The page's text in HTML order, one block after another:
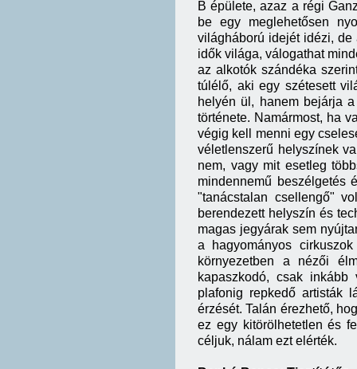
B épülete, azaz a régi
be egy meglehetősen
világháború idejét idézi,
idők világa, válogathat
az alkotók szándéka
túlélő, aki egy szétesett
helyén ül, hanem bejárja
története. Namármost, ha
végig kell menni egy
véletlenszerű helyszínek
nem, vagy mit esetleg
mindennemű beszélgetés
"tanácstalan csellengő"
berendezett helyszín és
magas jegyárak sem
a hagyományos
környezetben a nézői
kapaszkodó, csak
plafonig repkedő artisták
érzését. Talán érezhető,
ez egy kitörölhetetlen és
céljuk, nálam ezt elérték.